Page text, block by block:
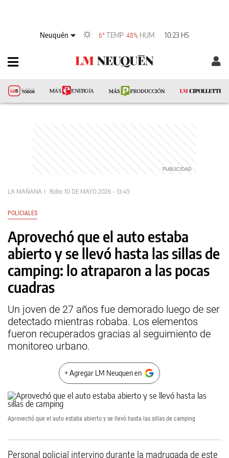
Neuquén 6°TEMP 48% HUM 10:23 HS
LA MAÑANA Robo 10 DE MAYO 2026 - 13:45
POLICIALES
Aprovechó que el auto estaba
abierto y se llevó hasta las sillas de
camping: lo atraparon a las pocas
cuadras
Un joven de 27 años fue demorado luego de ser
detectado mientras robaba. Los elementos
fueron recuperados gracias al seguimiento de
monitoreo urbano.
+ Agregar LM Neuquen en
Aprovechó que el auto estaba abierto y se llevó hasta las sillas de camping
Personal policial intervino durante la madrugada de este